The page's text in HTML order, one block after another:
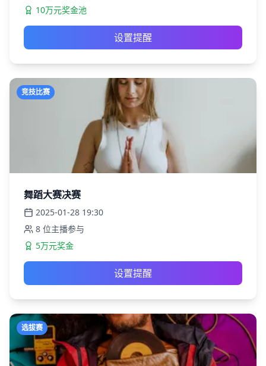
10万元奖金池
设置提醒
竞技比赛
舞蹈大赛决赛
2025-01-28 19:30
8 位主播参与
5万元奖金
设置提醒
选拔赛